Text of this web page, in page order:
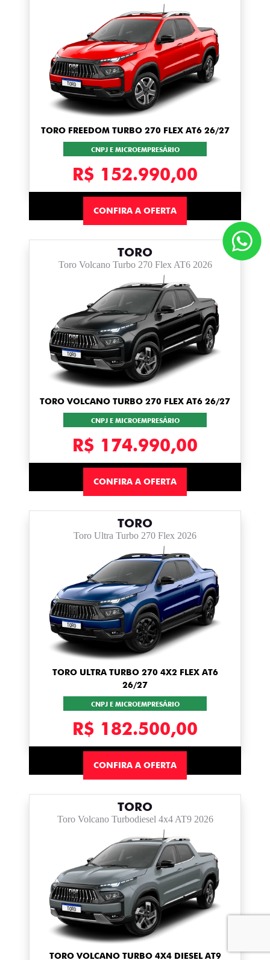
TORO FREEDOM TURBO 270 FLEX AT6 26/27
CNPJ E MICROEMPRESÁRIO
R$ 152.990,00
CONFIRA A OFERTA
TORO
Toro Volcano Turbo 270 Flex AT6 2026
TORO VOLCANO TURBO 270 FLEX AT6 26/27
CNPJ E MICROEMPRESÁRIO
R$ 174.990,00
CONFIRA A OFERTA
TORO
Toro Ultra Turbo 270 Flex 2026
TORO ULTRA TURBO 270 4X2 FLEX AT6
26/27
CNPJ E MICROEMPRESÁRIO
R$ 182.500,00
CONFIRA A OFERTA
TORO
Toro Volcano Turbodiesel 4x4 AT9 2026
TORO VOLCANO TURBO 4X4 DIESEL AT9